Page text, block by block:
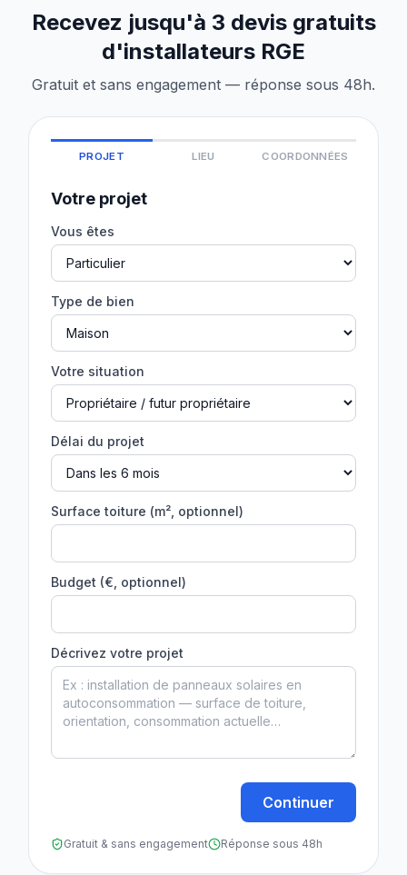
Recevez jusqu'à 3 devis gratuits
d'installateurs RGE
Gratuit et sans engagement — réponse sous 48h.
PROJET LIEU COORDONNÉES
Votre projet
Vous êtes
Type de bien
Votre situation
Délai du projet
Surface toiture (m², optionnel)
Budget (€, optionnel)
Décrivez votre projet
Continuer
Gratuit & sans engagement Réponse sous 48h